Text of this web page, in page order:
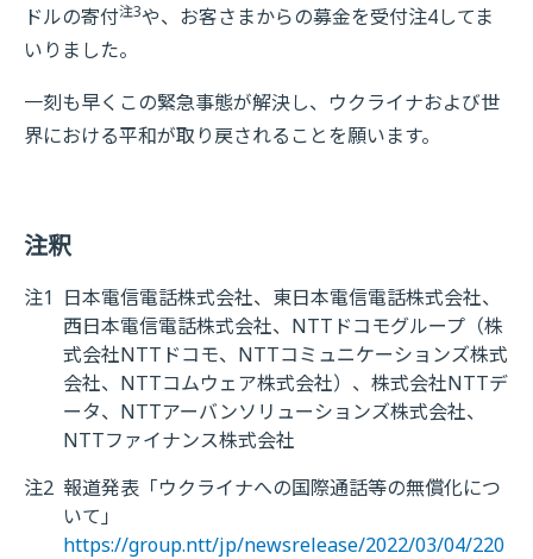
ドルの寄付注3や、お客さまからの募金を受付注4してま
いりました。
一刻も早くこの緊急事態が解決し、ウクライナおよび世
界における平和が取り戻されることを願います。
注釈
注1 日本電信電話株式会社、東日本電信電話株式会社、
西日本電信電話株式会社、NTTドコモグループ（株
式会社NTTドコモ、NTTコミュニケーションズ株式
会社、NTTコムウェア株式会社）、株式会社NTTデ
ータ、NTTアーバンソリューションズ株式会社、
NTTファイナンス株式会社
注2 報道発表「ウクライナへの国際通話等の無償化につ
いて」
https://group.ntt/jp/newsrelease/2022/03/04/220